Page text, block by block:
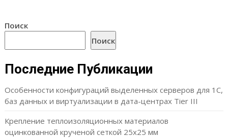
Поиск
Поиск
Последние Публикации
Особенности конфигураций выделенных серверов для 1С,
баз данных и виртуализации в дата-центрах Tier III
Крепление теплоизоляционных материалов
оцинкованной крученой сеткой 25х25 мм